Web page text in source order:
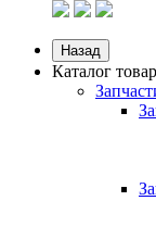
Назад
Каталог